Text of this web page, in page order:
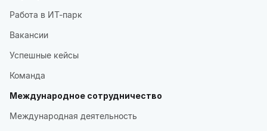
Работа в ИТ-парк
Вакансии
Успешные кейсы
Команда
Международное сотрудничество
Международная деятельность